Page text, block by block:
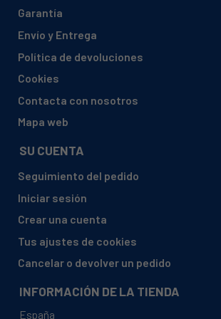
CATA, THALASSA 700 XGBK/F (02178207)
CATA, THALASSA 700 XGWH
CATA, THALASSA 700 XGWH (02178006)
CATA, THALASSA 800 XGWH
NODOR, ISLA DEIMOS 1400 TWIN RF A
Garantía
Envío y Entrega
Política de devoluciones
Cookies
Contacta con nosotros
Mapa web
SU CUENTA
Seguimiento del pedido
Iniciar sesión
Crear una cuenta
Tus ajustes de cookies
Cancelar o devolver un pedido
INFORMACIÓN DE LA TIENDA
España